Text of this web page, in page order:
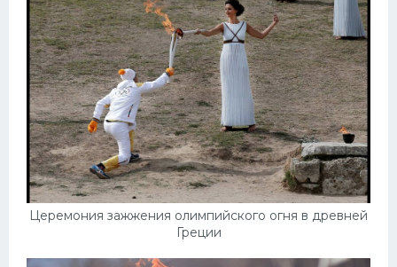
Церемония зажжения олимпийского огня в древней
Греции